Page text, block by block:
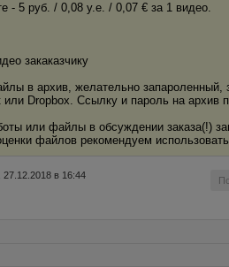
- 5 руб. / 0,08 у.е. / 0,07 € за 1 видео.
закаказчику
в архив, желательно
Dropbox. Ссылку и пароль на архив
или файлы в обсуждении заказа(!)
файлов рекомендуем
, 27.12.2018 в 16:44